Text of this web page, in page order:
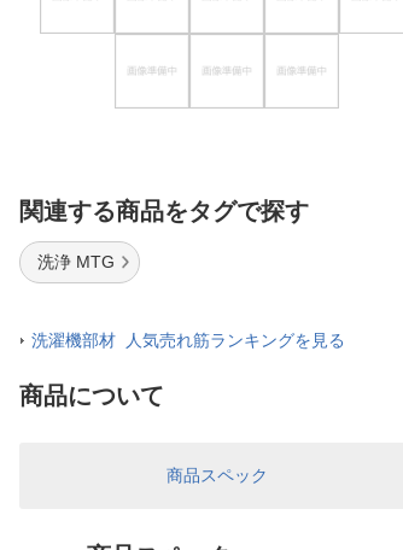
関連する商品をタグで探す
洗浄 MTG
洗濯機部材 人気売れ筋ランキングを見る
商品について
商品スペック